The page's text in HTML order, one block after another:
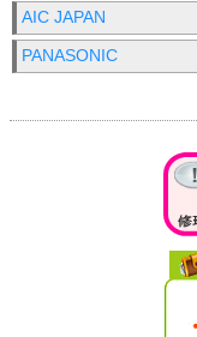
AIC JAPAN
PANASONIC